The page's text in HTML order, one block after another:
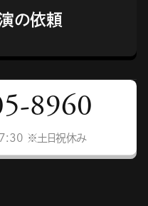
の依頼
8960
※土日祝休み